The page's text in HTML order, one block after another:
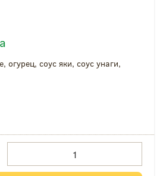
огурец, соус яки, соус унаги,